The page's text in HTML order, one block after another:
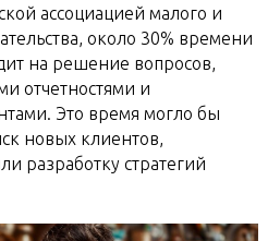
ассоциацией малого и
около 30% времени
на решение вопросов,
отчетностями и
Это время могло бы
новых клиентов,
разработку стратегий